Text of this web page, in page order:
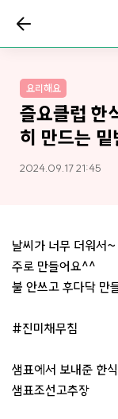
요리해요
즐요클럽 한
히 만드는
2024.09.17 21:45
날씨가 너무 더워서
주로 만들어요^^
불 안쓰고 후다닥 만
#진미채무침
샘표에서 보내준 한
샘표조선고추장